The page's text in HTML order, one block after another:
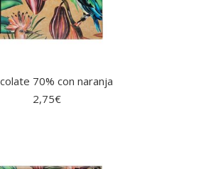
70% con naranja
2,75€